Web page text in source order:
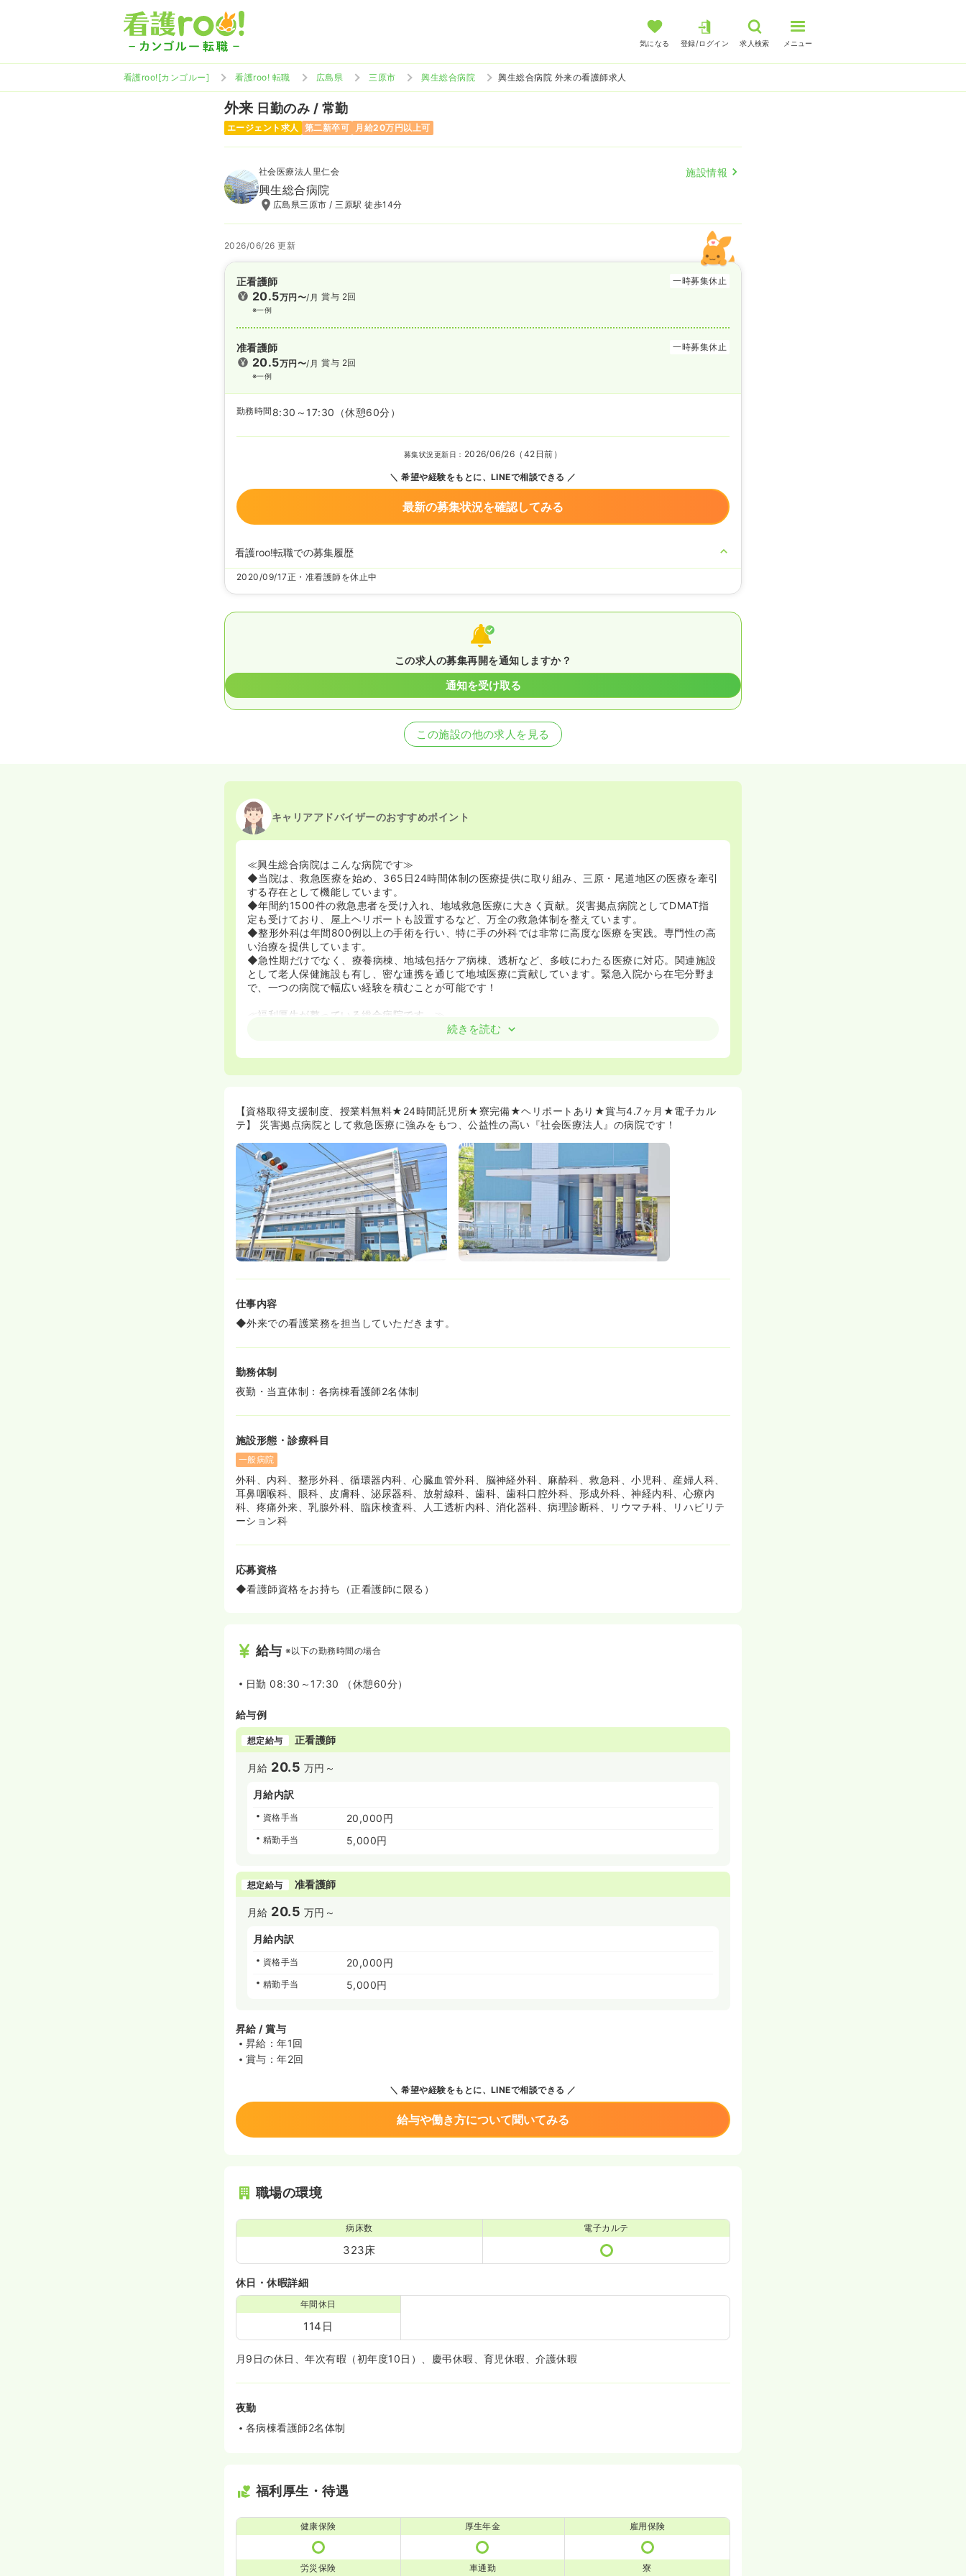
気になる 登録/ログイン 求人検索 メニュー
看護roo![カンゴルー] 看護roo! 転職 広島県 三原市 興生総合病院 興生総合病院 外来の看護師求人
外来 日勤のみ / 常勤
エージェント求人 第二新卒可 月給20万円以上可
社会医療法人里仁会 施設情報
興生総合病院
広島県三原市 / 三原駅 徒歩14分
2026/06/26 更新
正看護師 一時募集休止
20.5万円〜/月
※一例
賞与 2回
准看護師 一時募集休止
20.5万円〜/月
※一例
賞与 2回
勤務時間 8:30～17:30 （休憩60分）
募集状況更新日： 2026/06/26（42日前）
希望や経験をもとに、LINEで相談できる
最新の募集状況を確認してみる
看護roo!転職での募集履歴
2020/09/17正・准看護師を休止中
この求人の募集再開を通知しますか？
通知を受け取る
この施設の他の求人を見る
キャリアアドバイザーのおすすめポイント
≪興生総合病院はこんな病院です≫
◆当院は、救急医療を始め、365日24時間体制の医療提供に取り組み、三原・尾道地区の医療を牽引
する存在として機能しています。
◆年間約1500件の救急患者を受け入れ、地域救急医療に大きく貢献。災害拠点病院としてDMAT指
定も受けており、屋上ヘリポートも設置するなど、万全の救急体制を整えています。
◆整形外科は年間800例以上の手術を行い、特に手の外科では非常に高度な医療を実践。専門性の高
い治療を提供しています。
◆急性期だけでなく、療養病棟、地域包括ケア病棟、透析など、多岐にわたる医療に対応。関連施設
として老人保健施設も有し、密な連携を通じて地域医療に貢献しています。緊急入院から在宅分野ま
で、一つの病院で幅広い経験を積むことが可能です！
≪福利厚生が整っている総合病院です。≫
◆託児所を完備しており、24時間託児も対応。急性期病院で働きながら子育ても両立したいママさ
◆寮は男性用・女性用・世帯用と幅広くご用意。遠方からお越しの方も安心です。1K・ワンルームタ
≪資格取得支援が充実しています≫
◆急性期だけでなく、医療療養型や回復期も有しているため、幅広い分野の認定・専門資格取得のチ
◆資格取得にかかる受験料、入学金、授業料は全額支給されます。さらに、通学中も基本給や夜勤手
当（3回まで）、住居費（月5万円まで）が支給される手厚いサポート体制です！
◆現在、認定看護師は4名（感染・がん緩和・がん化学療法・救急）在籍しており、認定資格の取得
支援にも積極的に取り組んでいます。
≪経験に不安がある方も安心！しっかりした教育体制があります≫
◆新卒の方も採用実績があるため、経験が浅く不安な方もご安心ください。一人ひとりに合わせたき
め細やかなフォロー体制を整えており、多くの職員が活躍しています。
続きを読む
【資格取得支援制度、授業料無料★24時間託児所★寮完備★ヘリポートあり★賞与4.7ヶ月★電子カル
テ】 災害拠点病院として救急医療に強みをもつ、公益性の高い『社会医療法人』の病院です！
仕事内容
◆外来での看護業務を担当していただきます。
勤務体制
夜勤・当直体制：各病棟看護師2名体制
施設形態・診療科目
一般病院
外科、内科、整形外科、循環器内科、心臓血管外科、脳神経外科、麻酔科、救急科、小児科、産婦人科、
耳鼻咽喉科、眼科、皮膚科、泌尿器科、放射線科、歯科、歯科口腔外科、形成外科、神経内科、心療内
科、疼痛外来、乳腺外科、臨床検査科、人工透析内科、消化器科、病理診断科、リウマチ科、リハビリテ
ーション科
応募資格
◆看護師資格をお持ち（正看護師に限る）
給与 ※以下の勤務時間の場合
日勤 08:30～17:30 （休憩60分）
給与例
想定給与 正看護師
月給 20.5 万円～
月給内訳
資格手当 20,000円
精勤手当 5,000円
想定給与 准看護師
月給 20.5 万円～
月給内訳
資格手当 20,000円
精勤手当 5,000円
昇給 / 賞与
昇給：年1回
賞与：年2回
希望や経験をもとに、LINEで相談できる
給与や働き方について聞いてみる
職場の環境
病床数
323床
電子カルテ
休日・休暇詳細
年間休日
114日
月9日の休日、年次有暇（初年度10日）、慶弔休暇、育児休暇、介護休暇
夜勤
各病棟看護師2名体制
福利厚生・待遇
健康保険 厚生年金 雇用保険
労災保険 車通勤 寮